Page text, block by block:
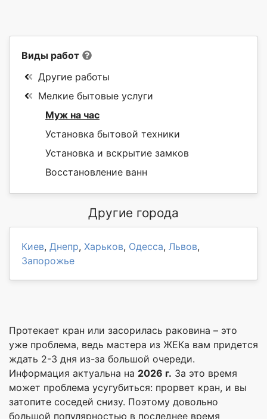
Виды работ
Другие работы
Мелкие бытовые услуги
Муж на час
Установка бытовой техники
Установка и вскрытие замков
Восстановление ванн
Другие города
Киев, Днепр, Харьков, Одесса, Львов,
Запорожье
Протекает кран или засорилась раковина – это
уже проблема, ведь мастера из ЖЕКа вам придется
ждать 2-3 дня из-за большой очереди.
Информация актуальна на 2026 г. За это время
может проблема усугубиться: прорвет кран, и вы
затопите соседей снизу. Поэтому довольно
большой популярностью в последнее время